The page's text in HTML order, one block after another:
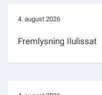
4. august 2026
Fremlysning Ilulissat